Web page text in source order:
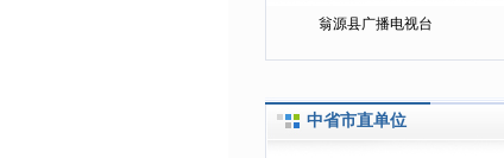
翁源县广播电视台
中省市直单位